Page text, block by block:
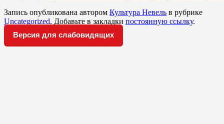
Запись опубликована автором Культура Невель в рубрике
Uncategorized. Добавьте в закладки постоянную ссылку.
Версия для слабовидящих